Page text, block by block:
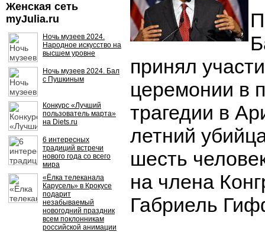
Женская сеть
myJulia.ru
Ночь музеев 2024.
Народное искусство на
высшем уровне
Ночь музеев 2024. Бал
с Пушкиным
Конкурс «Лучший
пользователь марта»
на Diets.ru
6 интересных
традиций встречи
нового года со всего
мира
«Ёлка телеканала
Карусель» в Крокусе
подарит
незабываемый
новогодний праздник
всем поклонникам
российской анимации
принял
церемонии в
трагедии в
летний
шесть
на члена
Габриель